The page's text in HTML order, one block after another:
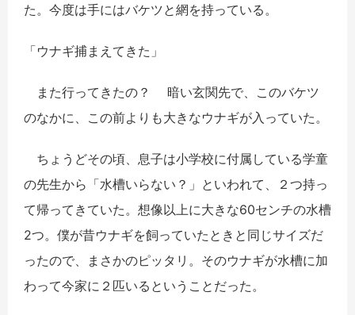
た。今度は手にはバケツと網を持っている。
「ウナギ捕まえてきた」
また行ってきたの？ 暗い玄関先で、このバケツ
のなかに、この前よりも大きなウナギが入っていた。
ちょうどその頃、息子は小学校に付属している学童
の先生から「水槽いらない？」といわれて、２つ持っ
て帰ってきていた。想像以上に大きな60センチの水槽
2つ。僕が昔ウナギを飼っていたときと同じサイズだ
ったので、まさかのピッタリ。そのウナギが水槽に加
わって今家に２匹いるということだった。